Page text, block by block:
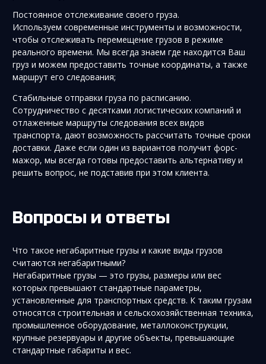
Постоянное отслеживание своего груза.
Используем современные инструменты и возможности,
чтобы отслеживать перемещение грузов в режиме
реального времени. Мы всегда знаем где находится Ваш
груз и можем предоставить точные координаты, а также
маршрут его следования;
Стабильные отправки груза по расписанию.
Сотрудничество с десятками логистических компаний и
отлаженные маршруты следования всех видов
транспорта, дают возможность рассчитать точные сроки
доставки. Даже если один из вариантов получит форс-
мажор, мы всегда готовы предоставить альтернативу и
решить вопрос, не подставив при этом клиента.
Вопросы и ответы
Что такое негабаритные грузы и какие виды грузов
считаются негабаритными?
Негабаритные грузы — это грузы, размеры или вес
которых превышают стандартные параметры,
установленные для транспортных средств. К таким грузам
относятся строительная и сельскохозяйственная техника,
промышленное оборудование, металлоконструкции,
крупные резервуары и другие объекты, превышающие
стандартные габариты и вес.